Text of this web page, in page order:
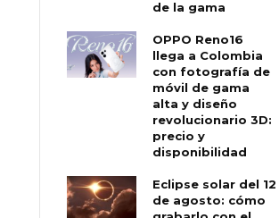
de la gama
OPPO Reno16
llega a Colombia
con fotografía de
móvil de gama
alta y diseño
revolucionario 3D:
precio y
disponibilidad
Eclipse solar del 12
de agosto: cómo